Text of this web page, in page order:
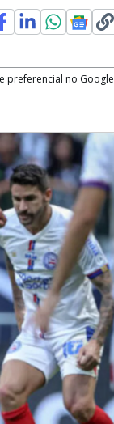
preferencial no Google